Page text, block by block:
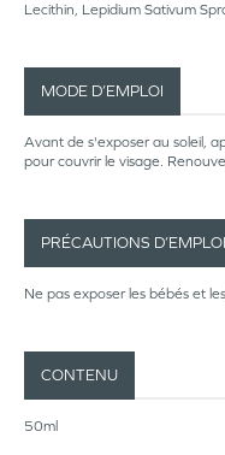
Lecithin, Lepidium Sativum
MODE D’EMPLOI
Avant de s'exposer au soleil,
pour couvrir le visage.
PRÉCAUTIONS D’EMPLOI
Ne pas exposer les bébés et
CONTENU
50ml